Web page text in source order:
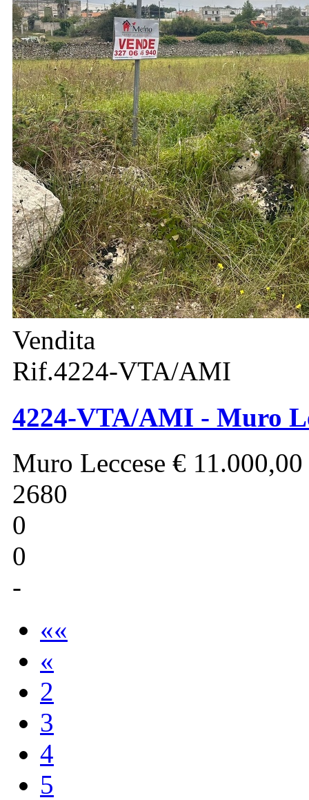
Vendita
Rif.4224-VTA/AMI
4224-VTA/AMI - Muro
Muro Leccese € 11.000,00
2680
0
0
-
««
«
2
3
4
5